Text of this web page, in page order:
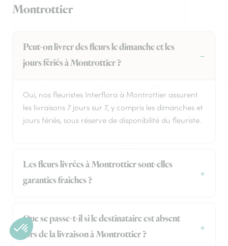
Montrottier
Peut-on livrer des fleurs le dimanche et les
jours fériés à Montrottier ?
Oui, nos fleuristes Interflora à Montrottier assurent
les livraisons 7 jours sur 7, y compris les dimanches et
jours fériés, sous réserve de disponibilité du fleuriste.
Les fleurs livrées à Montrottier sont-elles
garanties fraîches ?
Que se passe-t-il si le destinataire est absent
lors de la livraison à Montrottier ?